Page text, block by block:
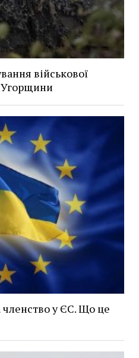
військової
Угорщини
членство у ЄС. Що це